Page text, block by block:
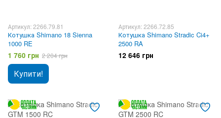
Артикул: 2266.79.81
Котушка Shimano 18 Sienna
1000 RE
1 760 грн 2 204 грн
Купити!
Артикул: 2266.72.85
Котушка Shimano Stradic Ci4+
2500 RA
12 646 грн